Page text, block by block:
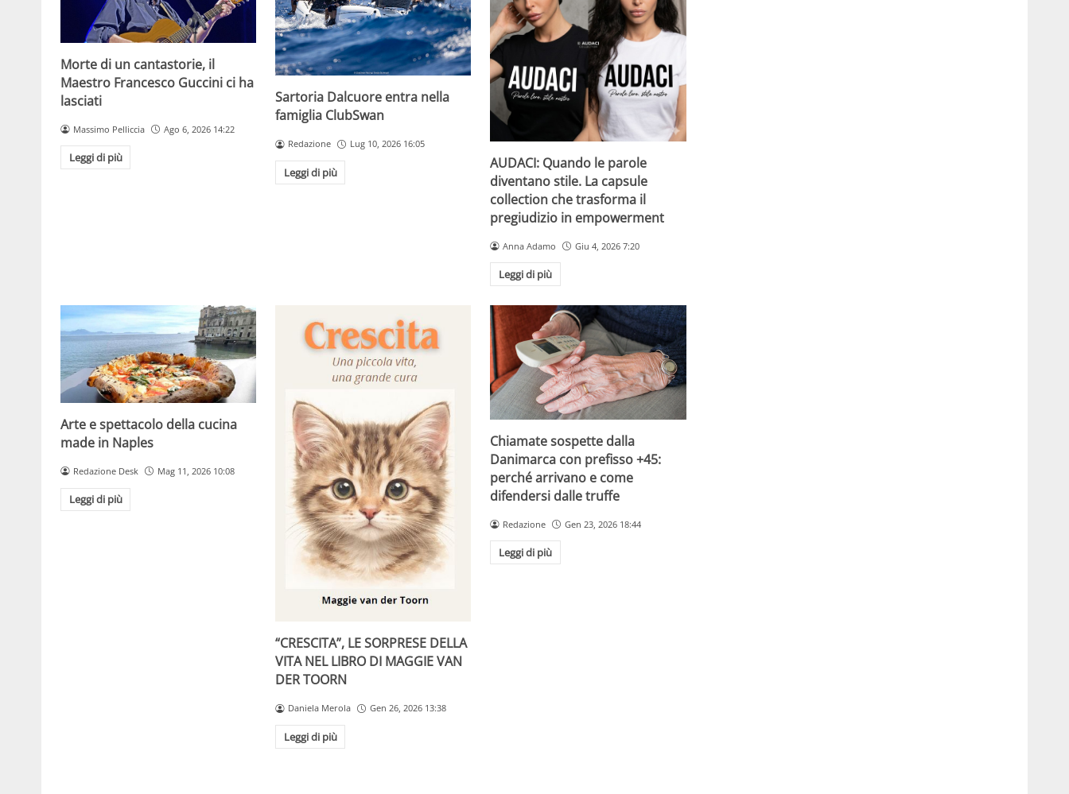
Morte di un cantastorie, il
Maestro Francesco Guccini ci ha
lasciati
Massimo Pelliccia Ago 6, 2026 14:22
Leggi di più
Sartoria Dalcuore entra nella
famiglia ClubSwan
Redazione Lug 10, 2026 16:05
Leggi di più
AUDACI: Quando le parole
diventano stile. La capsule
collection che trasforma il
pregiudizio in empowerment
Anna Adamo Giu 4, 2026 7:20
Leggi di più
Arte e spettacolo della cucina
made in Naples
Redazione Desk Mag 11, 2026 10:08
Leggi di più
“CRESCITA”, LE SORPRESE DELLA
VITA NEL LIBRO DI MAGGIE VAN
DER TOORN
Daniela Merola Gen 26, 2026 13:38
Leggi di più
Chiamate sospette dalla
Danimarca con prefisso +45:
perché arrivano e come
difendersi dalle truffe
Redazione Gen 23, 2026 18:44
Leggi di più